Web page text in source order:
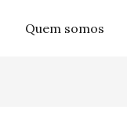
Quem somos